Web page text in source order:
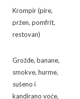
Krompir (pire,
pržen, pomfrit,
restovan)
Grožđe, banane,
smokve, hurme,
sušeno i
kandirano voće,